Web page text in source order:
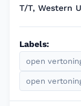
T/T, Western
Labels:
open
open